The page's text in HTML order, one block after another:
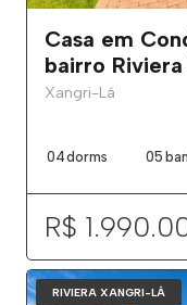
Casa em
bairro
Xangri-Lá
04dorms 05
R$
RIVIERA XANGRI-LÁ